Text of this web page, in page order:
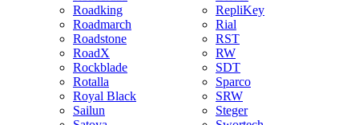
Roadking
Roadmarch
Roadstone
RoadX
Rockblade
Rotalla
Royal Black
Sailun
RepliKey
Rial
RST
RW
SDT
Sparco
SRW
Steger